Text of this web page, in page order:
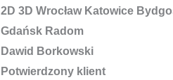
Dawid Borkowski
Potwierdzony klient